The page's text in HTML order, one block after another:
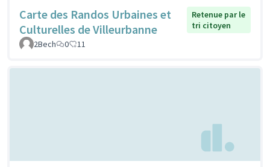
Carte des Randos Urbaines et
Culturelles de Villeurbanne
Retenue par le
tri citoyen
2Bech
0 11